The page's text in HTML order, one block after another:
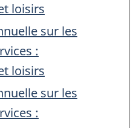
loisirs
sur les
:
loisirs
sur les
: